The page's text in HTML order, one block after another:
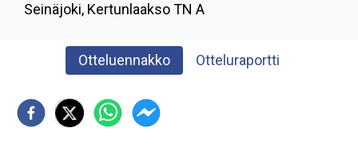
Seinäjoki, Kertunlaakso TN A
Otteluennakko Otteluraportti